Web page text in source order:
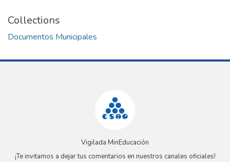
Collections
Documentos Municipales
Vigilada MinEducación
¡Te invitamos a dejar tus comentarios en nuestros canales oficiales!